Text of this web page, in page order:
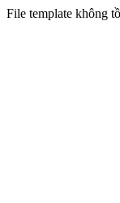
File template không